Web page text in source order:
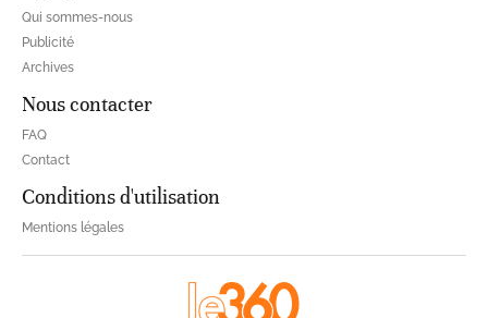
Qui sommes-nous
Publicité
Archives
Nous contacter
FAQ
Contact
Conditions d'utilisation
Mentions légales